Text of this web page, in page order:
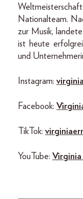
Nationalteam.
zur Musik, landete
ist heute
und
Instagram:
Facebook:
TikTok:
YouTube: